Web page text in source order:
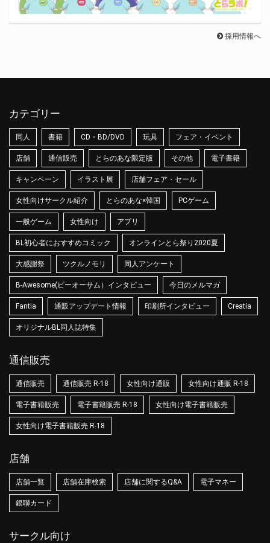
採用情報へ
カテゴリー
同人 書籍 CD・BD/DVD 玩具 フェア・イベント
店舗 通信販売 とらのあな限定版 その他 電子書籍
キャンペーン イラスト展 店舗フェア・セール
女性向けサークル紹介 とらのあな×韓国 PCゲーム
一般ゲーム 女性向け アプリ
BL初心者におすすめコミック オンラインとら祭り2020夏
大感謝祭 ツクルノモリ 同人アンケート
B-Awesome(ビーオーサム）インタビュー 今日のメルマガ
Fantia 通販アップデート情報 印刷所インタビュー Creatia
オリジナルBL同人誌特集
通信販売
通信販売 通信販売 R-18 女性向け通販 女性向け通販 R-18
電子書籍販売 電子書籍販売 R-18 女性向け電子書籍販売
女性向け電子書籍販売 R-18
店舗
店舗一覧 店舗在庫検索 店舗に関するQ&A 電子マネー
銀聯カード
サークル向け